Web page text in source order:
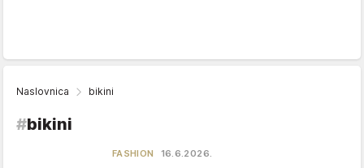
Naslovnica bikini
#bikini
FASHION 16.6.2026.